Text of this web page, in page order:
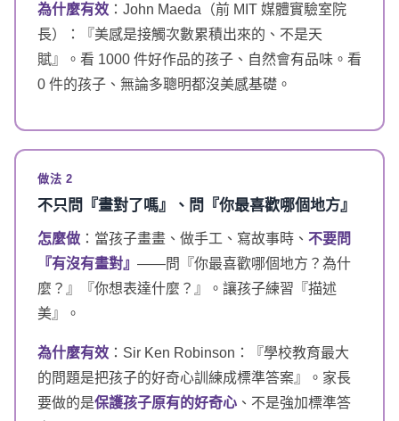
為什麼有效 ：John Maeda（前 MIT 媒體實驗室院
長）：『美感是接觸次數累積出來的、不是天
賦』。看 1000 件好作品的孩子、自然會有品味。看
0 件的孩子、無論多聰明都沒美感基礎。
做法 2
不只問『畫對了嗎』、問『你最喜歡哪個地方』
怎麼做 ：當孩子畫畫、做手工、寫故事時、 不要問
『有沒有畫對』 ——問『你最喜歡哪個地方？為什
麼？』『你想表達什麼？』。讓孩子練習『描述
美』。
為什麼有效 ：Sir Ken Robinson：『學校教育最大
的問題是把孩子的好奇心訓練成標準答案』。家長
要做的是保護孩子原有的好奇心 、不是強加標準答